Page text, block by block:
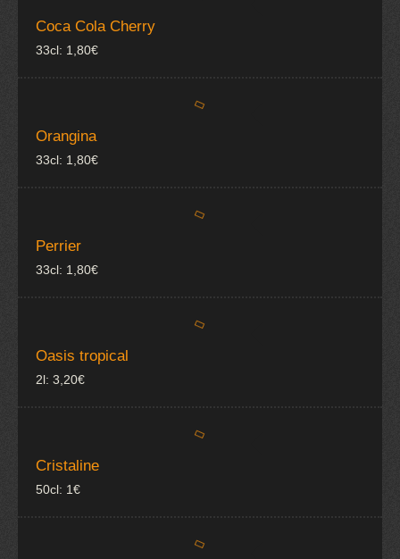
Coca Cola Cherry
33cl: 1,80€
Orangina
33cl: 1,80€
Perrier
33cl: 1,80€
Oasis tropical
2l: 3,20€
Cristaline
50cl: 1€